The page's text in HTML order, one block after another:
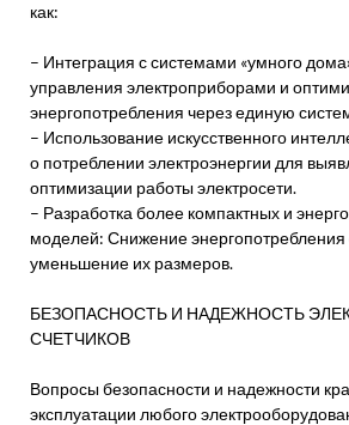
как:
– Интеграция с системами «умного
управления электроприборами и
энергопотребления через единую
– Использование искусственного
о потреблении электроэнергии для
оптимизации работы электросети.
– Разработка более компактных и
моделей: Снижение энергопотребления
уменьшение их размеров.
БЕЗОПАСНОСТЬ И НАДЕЖНОСТЬ
СЧЕТЧИКОВ
Вопросы безопасности и надежности
эксплуатации любого